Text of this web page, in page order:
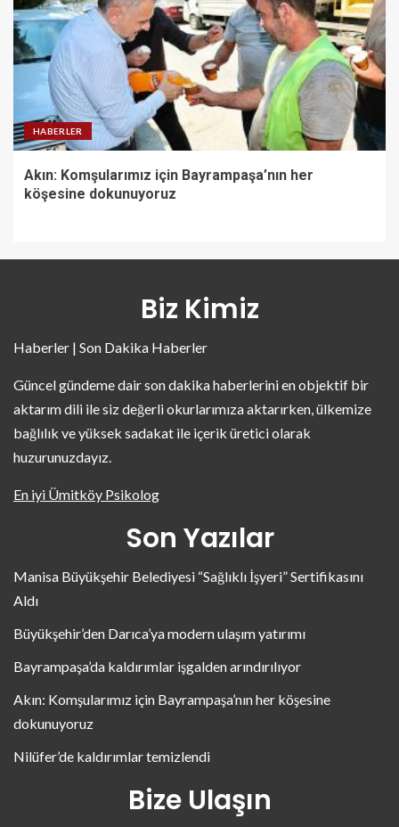
HABERLER
Akın: Komşularımız için Bayrampaşa’nın her
köşesine dokunuyoruz
Biz Kimiz
Haberler | Son Dakika Haberler
Güncel gündeme dair son dakika haberlerini en objektif bir
aktarım dili ile siz değerli okurlarımıza aktarırken, ülkemize
bağlılık ve yüksek sadakat ile içerik üretici olarak
huzurunuzdayız.
En iyi Ümitköy Psikolog
Son Yazılar
Manisa Büyükşehir Belediyesi “Sağlıklı İşyeri” Sertifikasını
Aldı
Büyükşehir’den Darıca’ya modern ulaşım yatırımı
Bayrampaşa’da kaldırımlar işgalden arındırılıyor
Akın: Komşularımız için Bayrampaşa’nın her köşesine
dokunuyoruz
Nilüfer’de kaldırımlar temizlendi
Bize Ulaşın